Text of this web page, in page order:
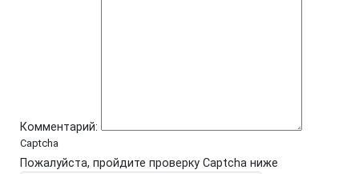
Комментарий:
Captcha
Пожалуйста, пройдите проверку Captcha ниже